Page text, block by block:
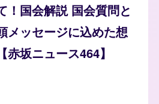
！国会解説 国会質問と
メッセージに込めた想
坂ニュース464】